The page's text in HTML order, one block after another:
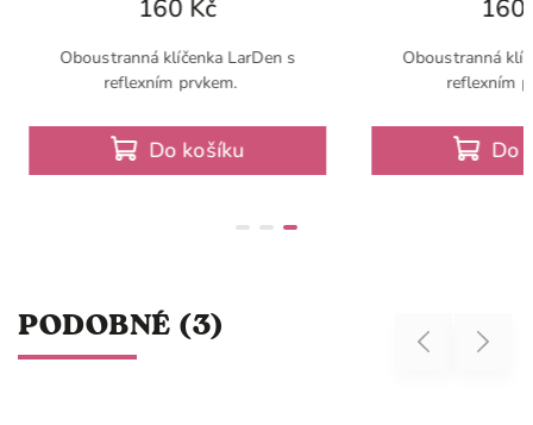
LarDen s
Oboustranná klíčenka LarDen s
PODOBNÉ (3) Previous Next